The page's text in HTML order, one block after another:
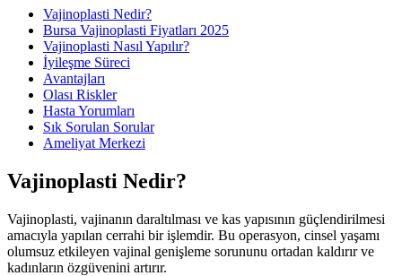
Vajinoplasti Nedir?
Bursa Vajinoplasti Fiyatları 2025
Vajinoplasti Nasıl Yapılır?
İyileşme Süreci
Avantajları
Olası Riskler
Hasta Yorumları
Sık Sorulan Sorular
Ameliyat Merkezi
Vajinoplasti Nedir?
Vajinoplasti, vajinanın daraltılması ve kas yapısının güçlendirilmesi
amacıyla yapılan cerrahi bir işlemdir. Bu operasyon, cinsel yaşamı
olumsuz etkileyen vajinal genişleme sorununu ortadan kaldırır ve
kadınların özgüvenini artırır.